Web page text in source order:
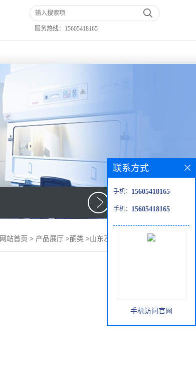
服务热线： 15605418165
网站首页 > 产品展厅 >酮类 >山东乙酰丙酮价格行情
联系方式
手机： 15605418165
手机： 15605418165
手机访问官网